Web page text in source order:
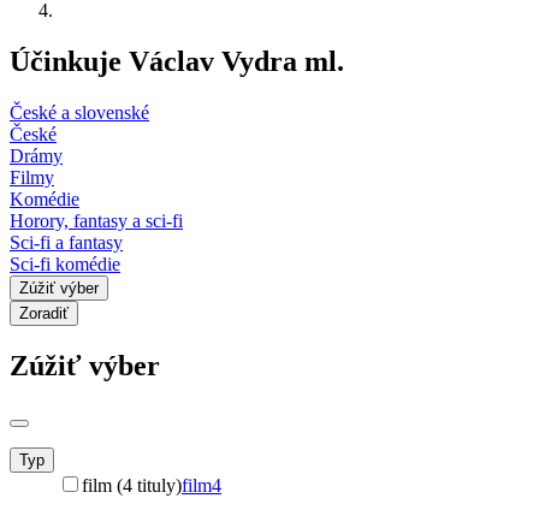
Účinkuje Václav Vydra ml.
České a slovenské
České
Drámy
Filmy
Komédie
Horory, fantasy a sci-fi
Sci-fi a fantasy
Sci-fi komédie
Zúžiť výber
Zoradiť
Zúžiť výber
Typ
film (4 tituly)film4